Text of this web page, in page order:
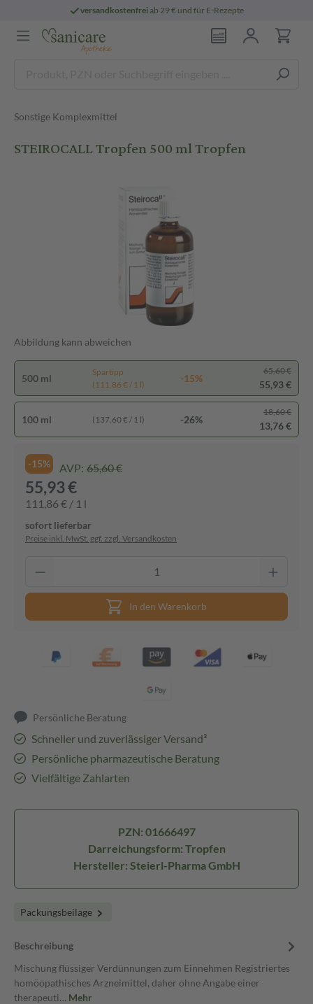
versandkostenfreiab 29 € und für E-Rezepte
Sonstige Komplexmittel
STEIROCALL Tropfen 500 ml Tropfen
Abbildung kann abweichen
500 ml
Spartipp
(111,86 € / 1 l)
-15%
65,60 €
55,93 €
100 ml (137,60 € / 1 l) -26%
18,60 €
13,76 €
-15% AVP: 65,60 €
55,93 €
111,86 € / 1 l
sofort lieferbar
Preise inkl. MwSt. ggf. zzgl. Versandkosten
In den Warenkorb
Persönliche Beratung
Schneller und zuverlässiger Versand³
Persönliche pharmazeutische Beratung
Vielfältige Zahlarten
PZN: 01666497
Darreichungsform: Tropfen
Hersteller: Steierl-Pharma GmbH
Packungsbeilage
Beschreibung
Mischung flüssiger Verdünnungen zum Einnehmen Registriertes
homöopathisches Arzneimittel, daher ohne Angabe einer
therapeuti… Mehr